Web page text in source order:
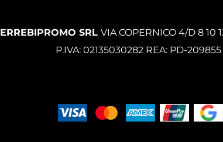
ERREBIPROMO SRL VIA COPERNICO 4/D 8 10
P.IVA: 02135030282 REA: PD-